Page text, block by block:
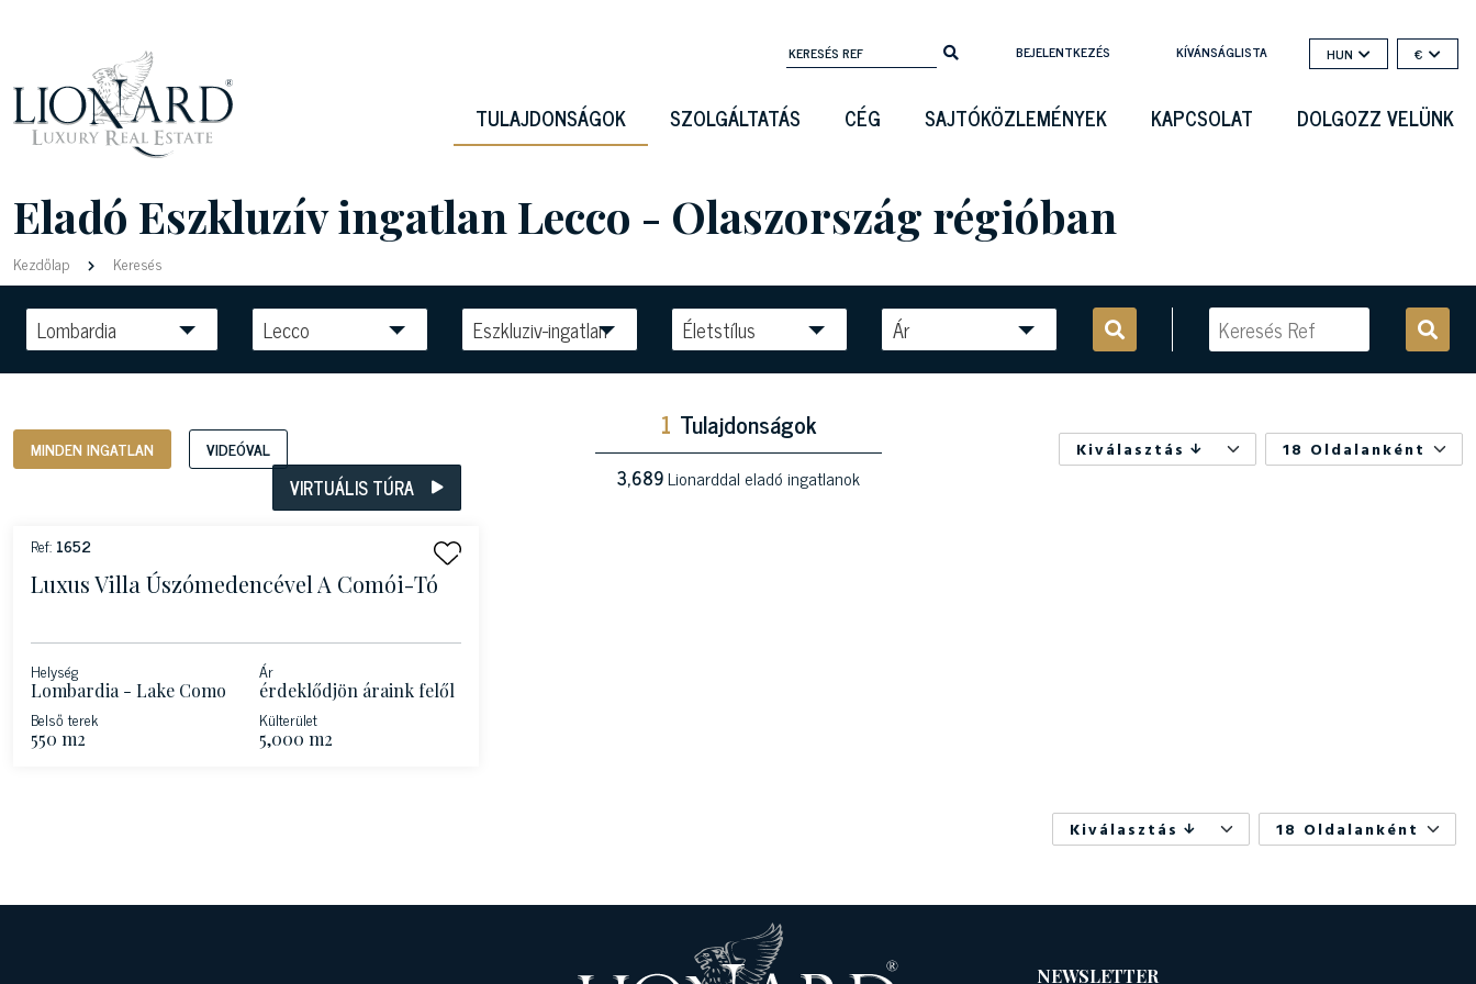
BEJELENTKEZÉS KÍVÁNSÁGLISTA HUN €
TULAJDONSÁGOK SZOLGÁLTATÁS CÉG SAJTÓKÖZLEMÉNYEK KAPCSOLAT DOLGOZZ VELÜNK
Eladó Eszkluzív ingatlan Lecco - Olaszország régióban
Kezdőlap Keresés
Lombardia Lecco Eszkluziv-ingatlan Életstílus Ár
MINDEN INGATLAN VIDEÓVAL
1 Tulajdonságok
3,689Lionarddal eladó ingatlanok
Kiválasztás 18 Oldalanként
VIRTUÁLIS TÚRA
Ref: 1652
Luxus Villa Úszómedencével A Comói-Tó
Helység
Lombardia - Lake Como
Ár
érdeklődjön áraink felől
Belső terek
550 m2
Külterület
5,000 m2
Kiválasztás 18 Oldalanként
NEWSLETTER